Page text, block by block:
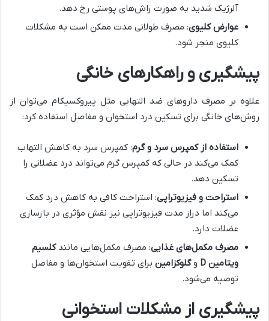
آلرژیک شدید به صورت راش‌های پوستی رخ دهد.
عوارض کلیوی: مصرف طولانی مدت ممکن است به مشکلات
کلیوی منجر شود.
پیشگیری و راهکارهای خانگی
علاوه بر مصرف داروهای ضد التهابی مثل پیروکسیکام می‌توان از
روش‌های خانگی برای تسکین درد استخوان و مفاصل استفاده کرد:
استفاده از کمپرس سرد و گرم: کمپرس سرد به کاهش التهاب
کمک می‌کند در حالی که کمپرس گرم می‌تواند درد عضلانی را
تسکین دهد.
استراحت و فیزیوتراپی: استراحت کافی به کاهش درد کمک
می‌کند اما دراز مدت فیزیوتراپی نیز نقش مؤثری در بازسازی
عضلات دارد.
مصرف مکمل‌های غذایی: مصرف مکمل‌هایی مانندکلسیم
ویتامین
وگلوکزامین برای تقویت استخوان‌ها و مفاصل
توصیه می‌شود.
پیشگیری از مشکلات استخوانی